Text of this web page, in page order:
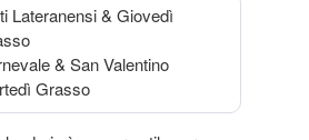
Lateranensi & Giovedì
& San Valentino
Grasso